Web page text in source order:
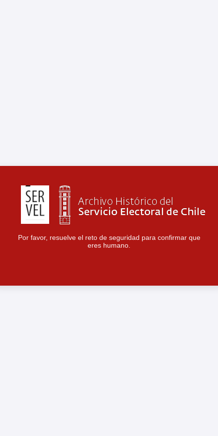
Por favor, resuelve el reto de seguridad para confirmar que
eres humano.